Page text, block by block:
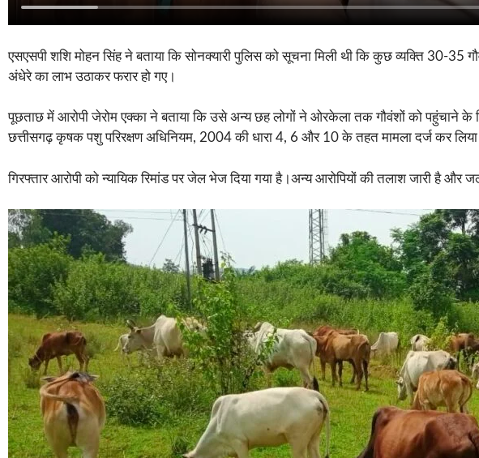
एसएसपी शशि मोहन सिंह ने बताया कि सोनक्यारी पुलिस को सूचना मिली थी कि कुछ व्यक्ति 30-
अंधेरे का लाभ उठाकर फरार हो गए।
पूछताछ में आरोपी जेरोम एक्का ने बताया कि उसे अन्य छह लोगों ने ओरकेला तक गौवंशों को
छत्तीसगढ़ कृषक पशु परिरक्षण अधिनियम, 2004 की धारा 4, 6 और 10 के तहत मामला दर्ज कर
गिरफ्तार आरोपी को न्यायिक रिमांड पर जेल भेज दिया गया है।अन्य आरोपियों की तलाश जारी है और